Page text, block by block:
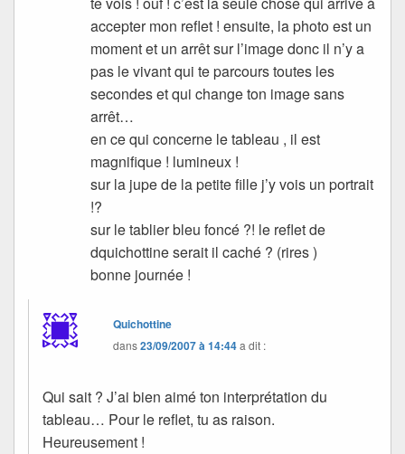
accepter mon reflet ! ensuite, la photo est un
moment et un arrêt sur l’image donc il n’y a
pas le vivant qui te parcours toutes les
secondes et qui change ton image sans
arrêt…
en ce qui concerne le tableau , il est
magnifique ! lumineux !
sur la jupe de la petite fille j’y vois un portrait
!?
sur le tablier bleu foncé ?! le reflet de
dquichottine serait il caché ? (rires )
bonne journée !
Quichottine
dans23/09/2007 à 14:44a dit :
Qui sait ? J’ai bien aimé ton interprétation du
tableau… Pour le reflet, tu as raison.
Heureusement !